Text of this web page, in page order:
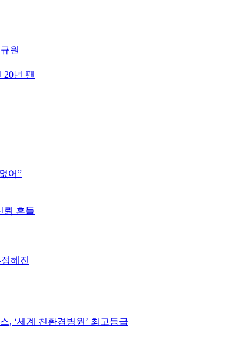
원
년 팬
어”
뢰 흔들
혜진
, ‘세계 친환경병원’ 최고등급